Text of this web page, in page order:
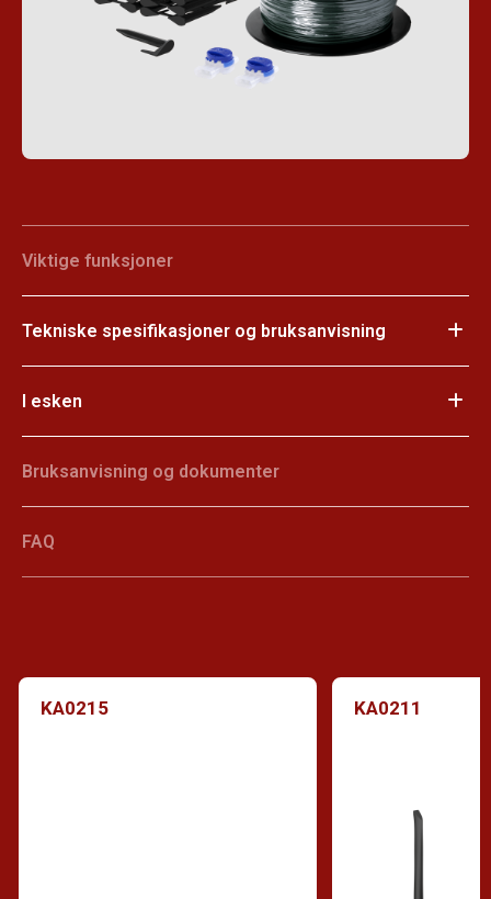
Viktige funksjoner
Tekniske spesifikasjoner og bruksanvisning
I esken
Bruksanvisning og dokumenter
FAQ
KA0215 KA0211